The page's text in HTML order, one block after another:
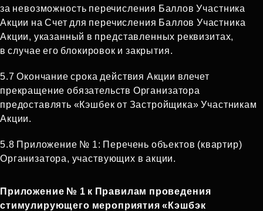
за невозможность перечисления Баллов Участника
Акции на Счет для перечисления Баллов Участника
Акции, указанный в представленных реквизитах,
в случае его блокировок и закрытия.
5.7 Окончание срока действия Акции влечет
прекращение обязательств Организатора
предоставлять «Кэшбек от Застройщика» Участникам
Акции.
5.8 Приложение № 1: Перечень объектов (квартир)
Организатора, участвующих в акции.
Приложение № 1 к Правилам проведения
стимулирующего мероприятия «Кэшбэк